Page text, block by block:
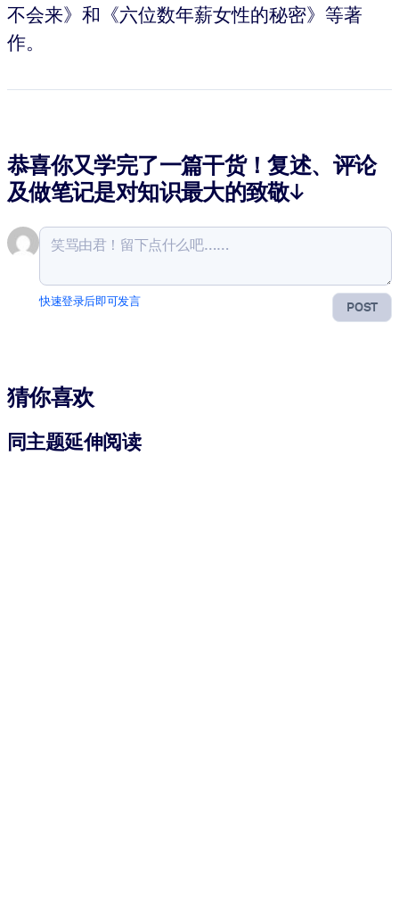
不会来》和《六位数年薪女性的秘密》等著
作。
恭喜你又学完了一篇干货！复述、评论
及做笔记是对知识最大的致敬↓
POST
快速登录后即可发言
猜你喜欢
同主题延伸阅读